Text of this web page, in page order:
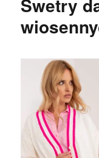
Swetry